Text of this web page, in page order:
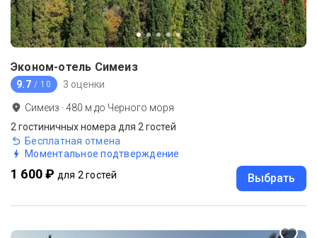
Эконом-отель Симеиз
9.7 / 10 3 оценки
Симеиз ·480 м до Черного моря
2 гостиничных номерадля 2 гостей
Бесплатная отмена
Моментальное подтверждение
1 600 ₽ для 2 гостей Выбрать